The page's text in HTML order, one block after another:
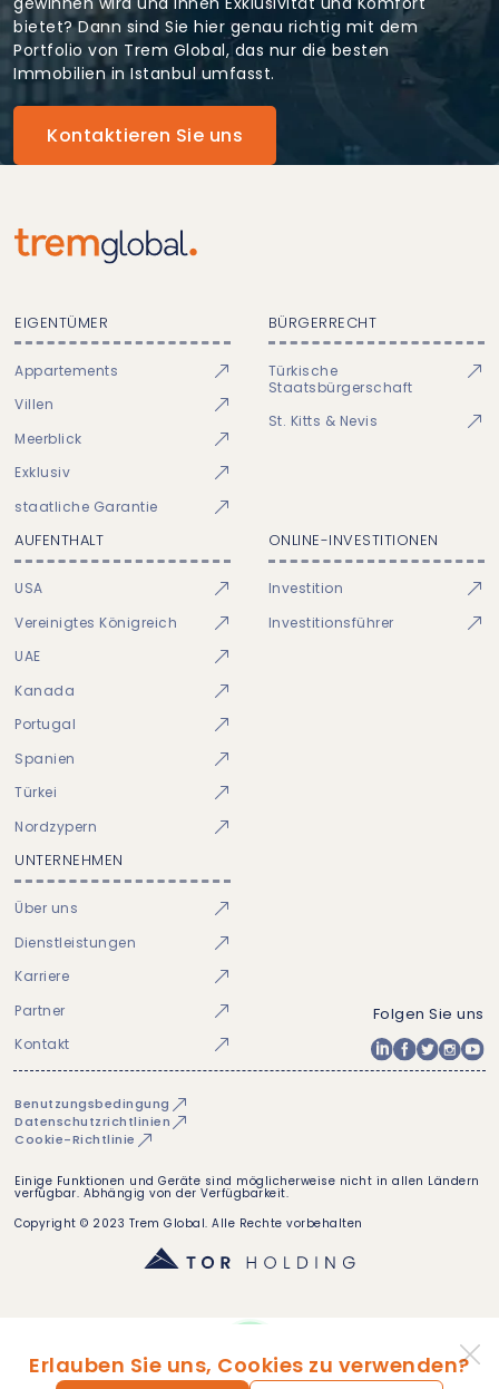
bietet? Dann sind Sie hier genau richtig mit dem
Portfolio von Trem Global, das nur die besten
Immobilien in Istanbul umfasst.
Kontaktieren Sie uns
Erlauben Sie uns, Cookies zu verwenden?
EIGENTÜMER
Appartements
Villen
Meerblick
Exklusiv
staatliche Garantie
BÜRGERRECHT
Türkische
Staatsbürgerschaft
St. Kitts & Nevis
AUFENTHALT
USA
Vereinigtes Königreich
UAE
Kanada
Portugal
Spanien
Türkei
Nordzypern
ONLINE-INVESTITIONEN
Investition
Investitionsführer
UNTERNEHMEN
Über uns
Dienstleistungen
Karriere
Partner
Kontakt
Folgen Sie uns
Benutzungsbedingung
Datenschutzrichtlinien
Cookie-Richtlinie
Einige Funktionen und Geräte sind möglicherweise nicht in allen Ländern
verfügbar. Abhängig von der Verfügbarkeit.
Copyright © 2023 Trem Global. Alle Rechte vorbehalten